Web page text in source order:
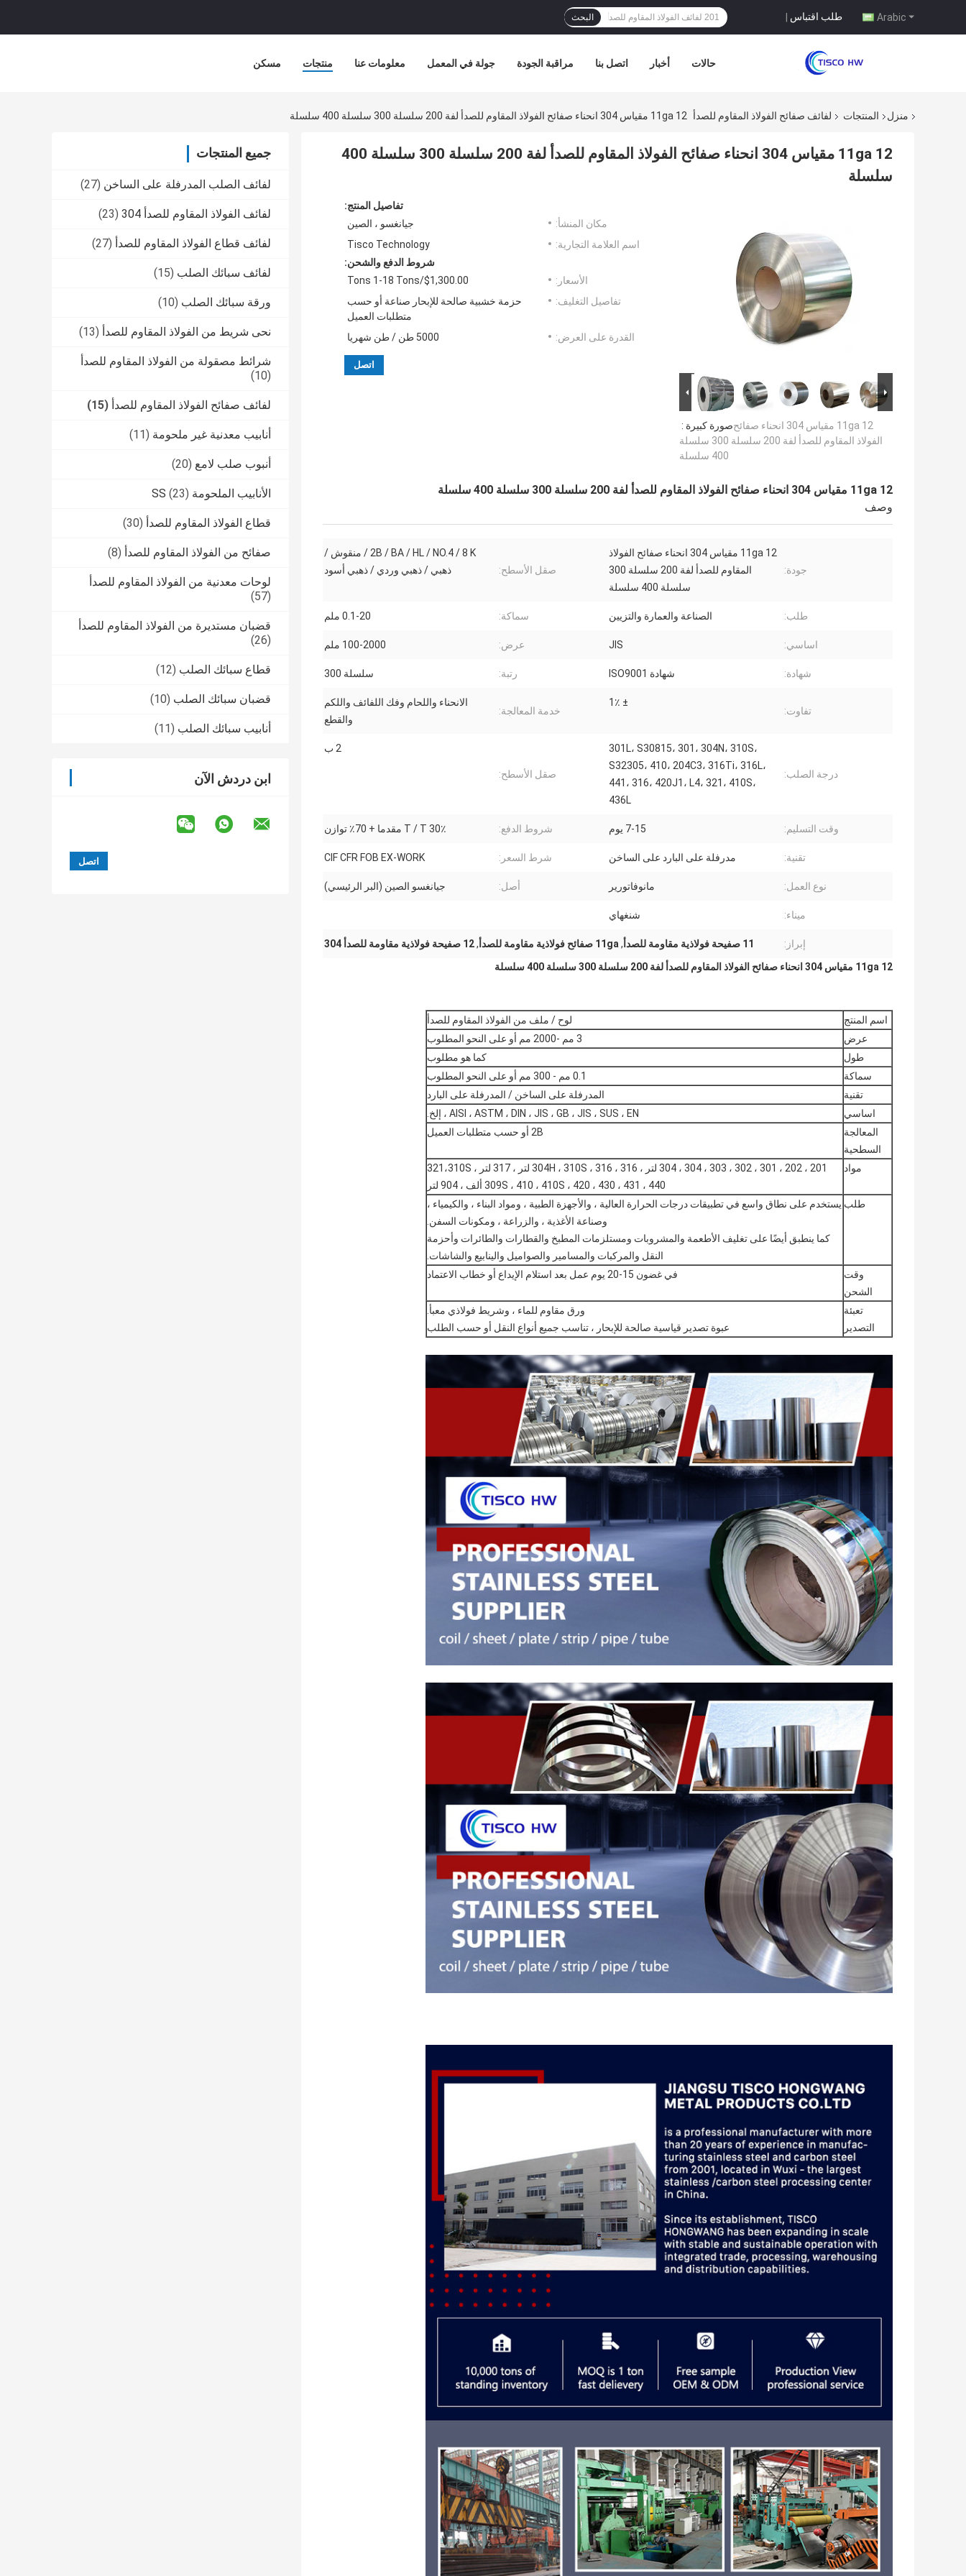
Arabic طلب اقتباس | البحث
مسكن منتجات معلومات عنا جولة في المعمل مراقبة الجودة اتصل بنا أخبار حالات
منزل المنتجات لفائف صفائح الفولاذ المقاوم للصدأ 11ga 12 مقياس 304 انحناء صفائح الفولاذ المقاوم للصدأ لفة 200 سلسلة 300 سلسلة 400 سلسلة
جميع المنتجات
لفائف الصلب المدرفلة على الساخن (27)
لفائف الفولاذ المقاوم للصدأ 304 (23)
لفائف قطاع الفولاذ المقاوم للصدأ (27)
لفائف سبائك الصلب (15)
ورقة سبائك الصلب (10)
نحى شريط من الفولاذ المقاوم للصدأ (13)
شرائط مصقولة من الفولاذ المقاوم للصدأ
(10)
لفائف صفائح الفولاذ المقاوم للصدأ (15)
أنابيب معدنية غير ملحومة (11)
أنبوب صلب لامع (20)
الأنابيب الملحومة SS (23)
قطاع الفولاذ المقاوم للصدأ (30)
صفائح من الفولاذ المقاوم للصدأ (8)
لوحات معدنية من الفولاذ المقاوم للصدأ
(57)
قضبان مستديرة من الفولاذ المقاوم للصدأ
(26)
قطاع سبائك الصلب (12)
قضبان سبائك الصلب (10)
أنابيب سبائك الصلب (11)
ابن دردش الآن
11ga 12 مقياس 304 انحناء صفائح الفولاذ المقاوم للصدأ لفة 200 سلسلة 300 سلسلة 400
سلسلة
صورة كبيرة :11ga 12 مقياس 304 انحناء صفائح
الفولاذ المقاوم للصدأ لفة 200 سلسلة 300 سلسلة
400 سلسلة
تفاصيل المنتج:
مكان المنشأ:
جيانغسو ، الصين
اسم العلامة التجارية:
Tisco Technology
شروط الدفع والشحن:
الأسعار:
$1,300.00/Tons 1-18 Tons
تفاصيل التغليف:
حزمة خشبية صالحة للإبحار صناعة أو حسب
متطلبات العميل
القدرة على العرض:
5000 طن / طن شهريا
اتصل
11ga 12 مقياس 304 انحناء صفائح الفولاذ المقاوم للصدأ لفة 200 سلسلة 300 سلسلة 400 سلسلة
وصف
جودة:
11ga 12 مقياس 304 انحناء صفائح الفولاذ
المقاوم للصدأ لفة 200 سلسلة 300
سلسلة 400 سلسلة
صقل الأسطح:
2B / BA / HL / NO.4 / 8 K / منقوش /
ذهبي / ذهبي وردي / ذهبي أسود
طلب: الصناعة والعمارة والتزيين سماكة: 0.1-20 ملم
اساسي: JIS عرض: 100-2000 ملم
شهادة: شهادة ISO9001 رتبة: سلسلة 300
تفاوت:
± 1٪
خدمة المعالجة:
الانحناء واللحام وفك اللفائف واللكم
والقطع
درجة الصلب:
301L، S30815، 301، 304N، 310S،
S32305، 410، 204C3، 316Ti، 316L،
441، 316، 420J1، L4، 321، 410S،
436L
صقل الأسطح:
2 ب
وقت التسليم: 7-15 يوم شروط الدفع: 30٪ T / T مقدما + 70٪ توازن
تقنية: مدرفلة على البارد على الساخن شرط السعر: CIF CFR FOB EX-WORK
نوع العمل: مانوفاتورير أصل: جيانغسو الصين (البر الرئيسي)
ميناء: شنغهاي
إبراز: 11 صفيحة فولاذية مقاومة للصدأ ,11ga صفائح فولاذية مقاومة للصدأ ,12 صفيحة فولاذية مقاومة للصدأ 304
11ga 12 مقياس 304 انحناء صفائح الفولاذ المقاوم للصدأ لفة 200 سلسلة 300 سلسلة 400 سلسلة
اسم المنتج
لوح / ملف من الفولاذ المقاوم للصدأ
عرض
3 مم -2000 مم أو على النحو المطلوب
طول
كما هو مطلوب
سماكة
0.1 مم - 300 مم أو على النحو المطلوب
تقنية
المدرفلة على الساخن / المدرفلة على البارد
اساسي
AISI ، ASTM ، DIN ، JIS ، GB ، JIS ، SUS ، EN ، إلخ.
المعالجة
السطحية
2B أو حسب متطلبات العميل
مواد
201 ، 202 ، 301 ، 302 ، 303 ، 304 ، 304 لتر ، 304H ، 310S ، 316 ، 316 لتر ، 317 لتر ، 321،310S
309S ، 410 ، 410S ، 420 ، 430 ، 431 ، 440 ألف ، 904 لتر
طلب يستخدم على نطاق واسع في تطبيقات درجات الحرارة العالية ، والأجهزة الطبية ، ومواد البناء ، والكيمياء ،
وصناعة الأغذية ، والزراعة ، ومكونات السفن.
كما ينطبق أيضًا على تغليف الأطعمة والمشروبات ومستلزمات المطبخ والقطارات والطائرات وأحزمة
النقل والمركبات والمسامير والصواميل والينابيع والشاشات.
وقت
الشحن
في غضون 15-20 يوم عمل بعد استلام الإيداع أو خطاب الاعتماد
تعبئة
التصدير
ورق مقاوم للماء ، وشريط فولاذي معبأ.
عبوة تصدير قياسية صالحة للإبحار ، تناسب جميع أنواع النقل أو حسب الطلب